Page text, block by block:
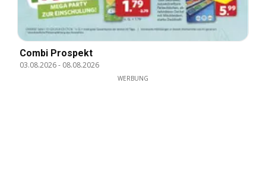
Combi Prospekt
03.08.2026- 08.08.2026
WERBUNG